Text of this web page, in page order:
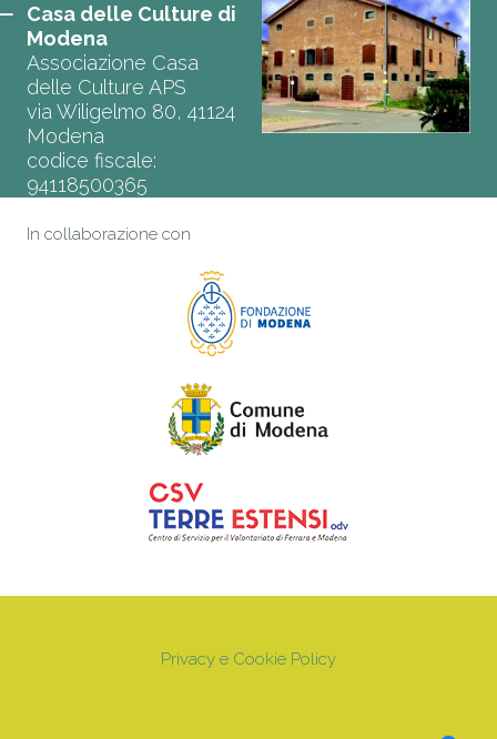
Casa delle Culture di
Modena
Associazione Casa
delle Culture APS
via Wiligelmo 80, 41124
Modena
codice fiscale:
94118500365
In collaborazione con
Privacy e Cookie Policy